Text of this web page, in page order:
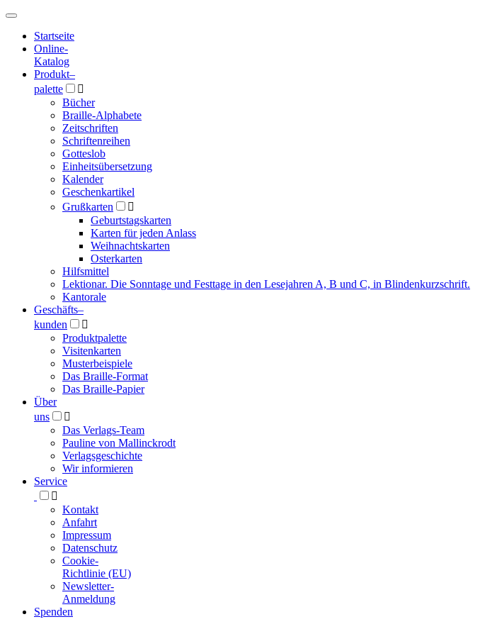
Hauptmenü
Hauptmenü
Startseite
Online-
Katalog
Produkt–
palette

Bücher
Braille-Alphabete
Zeitschriften
Schriftenreihen
Gotteslob
Einheitsübersetzung
Kalender
Geschenkartikel
Grußkarten

Geburtstagskarten
Karten für jeden Anlass
Weihnachtskarten
Osterkarten
Hilfsmittel
Lektionar. Die Sonntage und Festtage in den Lesejahren A, B und C, in Blindenkurzschrift.
Kantorale
Geschäfts­–
kunden

Produktpalette
Visitenkarten
Musterbeispiele
Das Braille-Format
Das Braille-Papier
Über
uns

Das Verlags-Team
Pauline von Mallinckrodt
Verlagsgeschichte
Wir informieren
Service

Kontakt
Anfahrt
Impressum
Datenschutz
Cookie-
Richtlinie (EU)
Newsletter-
Anmeldung
Spenden